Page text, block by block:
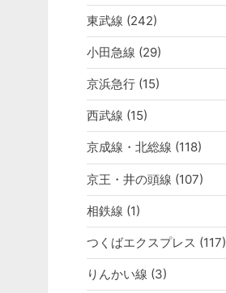
東武線 (242)
小田急線 (29)
京浜急行(15)
西武線 (15)
京成線・北総線 (118)
京王・井の頭線 (107)
相鉄線 (1)
つくばエクスプレス (117)
りんかい線 (3)